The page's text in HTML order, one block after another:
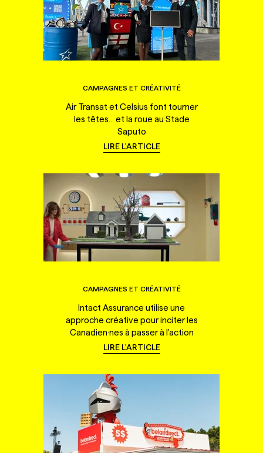
CAMPAGNES ET CRÉATIVITÉ
Air Transat et Celsius font tourner
les têtes... et la roue au Stade
Saputo
LIRE L'ARTICLE
CAMPAGNES ET CRÉATIVITÉ
Intact Assurance utilise une
approche créative pour inciter les
Canadien·nes à passer à l'action
LIRE L'ARTICLE